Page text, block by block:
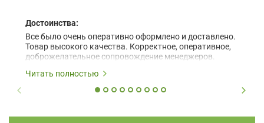
Достоинства:
Все было очень оперативно оформлено и доставлено.
Товар высокого качества. Корректное, оперативное,
доброжелательное сопровождение менеджеров.
Читать полностью